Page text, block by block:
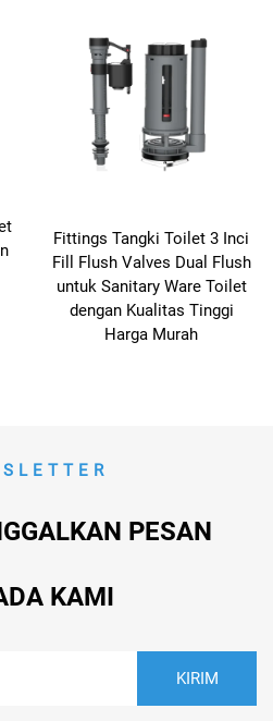
Fittings Tangki Toilet 3 Inci
Fill Flush Valves Dual Flush
untuk Sanitary Ware Toilet
dengan Kualitas Tinggi
Harga Murah
PESAN
KAMI